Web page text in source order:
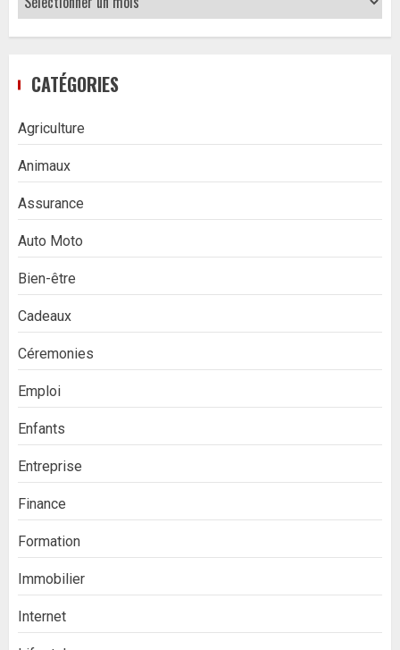
CATÉGORIES
Agriculture
Animaux
Assurance
Auto Moto
Bien-être
Cadeaux
Céremonies
Emploi
Enfants
Entreprise
Finance
Formation
Immobilier
Internet